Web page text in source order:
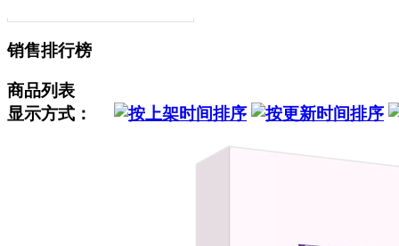
销售排行榜
商品列表
显示方式：